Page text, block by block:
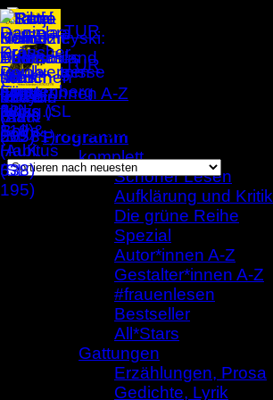
Zum
Inhalt
springen
Programm
komplett
Schöner Lesen
Aufklärung und Kritik
Die grüne Reihe
Spezial
Autor*innen A-Z
Gestalter*innen A-Z
#frauenlesen
Bestseller
All*Stars
Gattungen
Erzählungen, Prosa
Gedichte, Lyrik
Autor*innen A-Z
Einzelnes Ergebnis wird angezeigt
Atefe Asadi